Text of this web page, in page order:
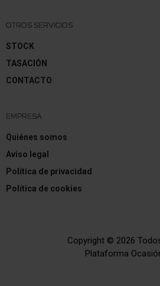
OTROS SERVICIOS
STOCK
TASACIÓN
CONTACTO
EMPRESA
Quiénes somos
Aviso legal
Política de privacidad
Política de cookies
Copyright © 2026
Plataforma